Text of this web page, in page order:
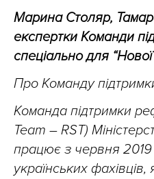
Марина Столяр,
експертки Команди
спеціально для
Про Команду
Команда підтримки
Team – RST)
працює з червня
українських